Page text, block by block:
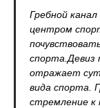
Гребной
центром
спорта.Девиз
отражает
вида спорта.
стремление к